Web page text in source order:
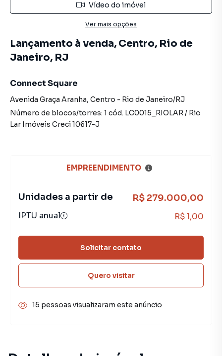
Vídeo do imóvel
Ver mais opções
Lançamento à venda, Centro, Rio de
Janeiro, RJ
Connect Square
Avenida Graça Aranha, Centro - Rio de Janeiro/RJ
Número de blocos/torres: 1 cód. LC0015_RIOLAR/ Rio
Lar Imóveis Creci10617-J
EMPREENDIMENTO
Unidades a partir de R$ 279.000,00
IPTU anual R$ 1,00
Solicitar contato
Quero visitar
15 pessoas visualizaram este anúncio